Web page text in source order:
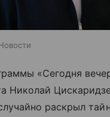
«Сегодня
Николай
раскрыл